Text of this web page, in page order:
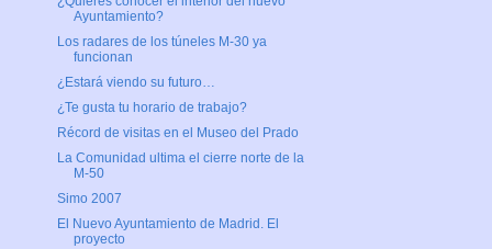
Ayuntamiento?
Los radares de los túneles M-30 ya
funcionan
¿Estará viendo su futuro…
¿Te gusta tu horario de trabajo?
Récord de visitas en el Museo del Prado
La Comunidad ultima el cierre norte de la
M-50
Simo 2007
El Nuevo Ayuntamiento de Madrid. El
proyecto